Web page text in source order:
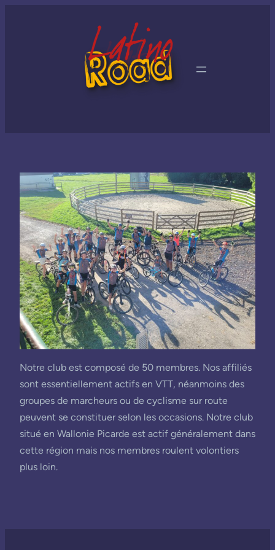
Notre club est composé de 50 membres. Nos affiliés
sont essentiellement actifs en VTT, néanmoins des
groupes de marcheurs ou de cyclisme sur route
peuvent se constituer selon les occasions. Notre club
situé en Wallonie Picarde est actif généralement dans
cette région mais nos membres roulent volontiers
plus loin.